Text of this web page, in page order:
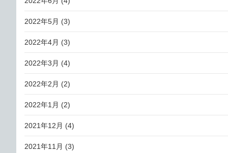
2022年5月 (3)
2022年4月 (3)
2022年3月 (4)
2022年2月 (2)
2022年1月 (2)
2021年12月 (4)
2021年11月 (3)